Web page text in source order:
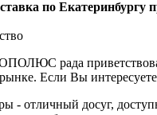
по Екатеринбургу
рада
Если Вы
- отличный досуг,